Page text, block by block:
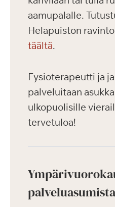
aamupalalle.
Helapuiston
täältä.
Fysioterapeutti ja
palveluitaan
ulkopuolisille
tervetuloa!